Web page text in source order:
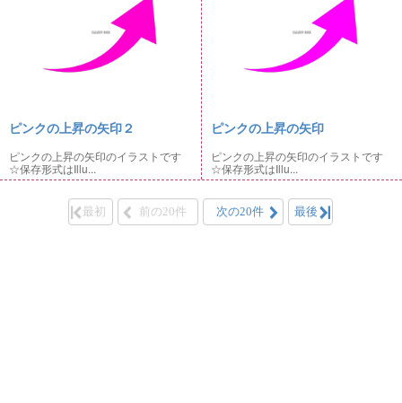
ピンクの上昇の矢印２
ピンクの上昇の矢印のイラストです
☆保存形式はIllu...
ピンクの上昇の矢印
ピンクの上昇の矢印のイラストです
☆保存形式はIllu...
最初 前の20件 次の20件 最後